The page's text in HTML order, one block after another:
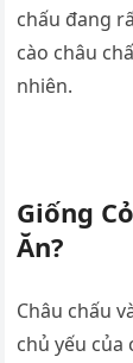
chấu đang
cào châu
nhiên.
Giống
Ăn?
Châu chấu
chủ yếu của